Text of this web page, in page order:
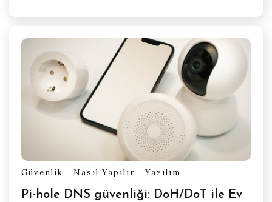
Güvenlik Nasıl Yapılır Yazılım
Pi-hole DNS güvenliği: DoH/DoT ile Ev